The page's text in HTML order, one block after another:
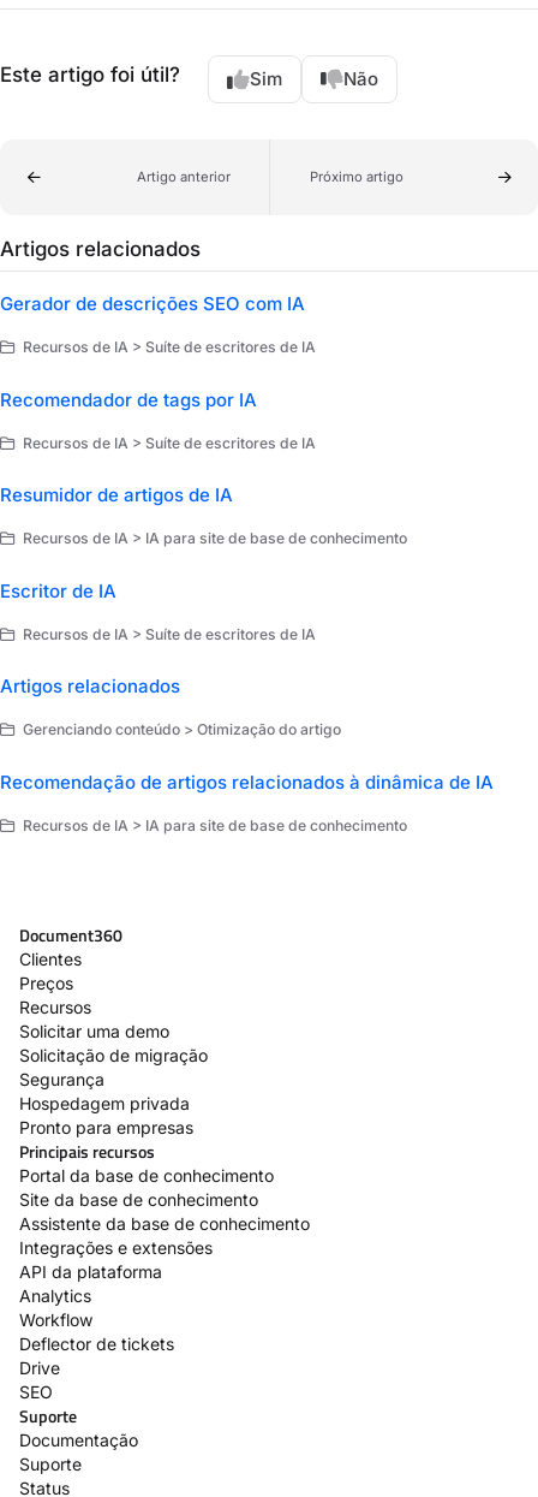
Este artigo foi útil? Sim Não
Artigo anterior Próximo artigo
Artigos relacionados
Gerador de descrições SEO com IA
Recursos de IA > Suíte de escritores de IA
Recomendador de tags por IA
Recursos de IA > Suíte de escritores de IA
Resumidor de artigos de IA
Recursos de IA > IA para site de base de conhecimento
Escritor de IA
Recursos de IA > Suíte de escritores de IA
Artigos relacionados
Gerenciando conteúdo > Otimização do artigo
Recomendação de artigos relacionados à dinâmica de IA
Recursos de IA > IA para site de base de conhecimento
Document360
Clientes
Preços
Recursos
Solicitar uma demo
Solicitação de migração
Segurança
Hospedagem privada
Pronto para empresas
Principais recursos
Portal da base de conhecimento
Site da base de conhecimento
Assistente da base de conhecimento
Integrações e extensões
API da plataforma
Analytics
Workflow
Deflector de tickets
Drive
SEO
Suporte
Documentação
Suporte
Status